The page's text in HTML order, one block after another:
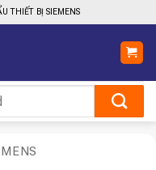
THIẾT BỊ SIEMENS